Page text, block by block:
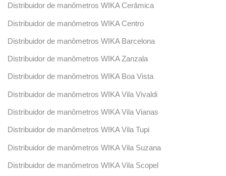
Distribuidor de manômetros WIKA Cerâmica
Distribuidor de manômetros WIKA Centro
Distribuidor de manômetros WIKA Barcelona
Distribuidor de manômetros WIKA Zanzala
Distribuidor de manômetros WIKA Boa Vista
Distribuidor de manômetros WIKA Vila Vivaldi
Distribuidor de manômetros WIKA Vila Vianas
Distribuidor de manômetros WIKA Vila Tupi
Distribuidor de manômetros WIKA Vila Suzana
Distribuidor de manômetros WIKA Vila Scopel